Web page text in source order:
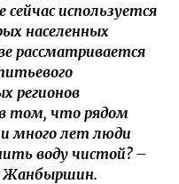
используется
населенных
рассматривается
регионов
том, что рядом
много лет люди
воду чистой? –
Жанбыршин.